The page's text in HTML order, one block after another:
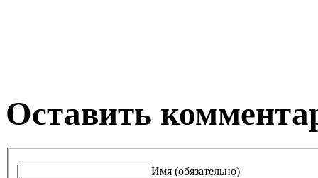
Оставить
Имя (обязательно)